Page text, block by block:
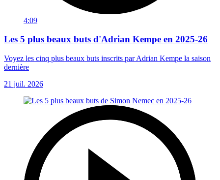
4:09
Les 5 plus beaux buts d'Adrian Kempe en 2025-26
Voyez les cinq plus beaux buts inscrits par Adrian Kempe la saison
dernière
21 juil. 2026